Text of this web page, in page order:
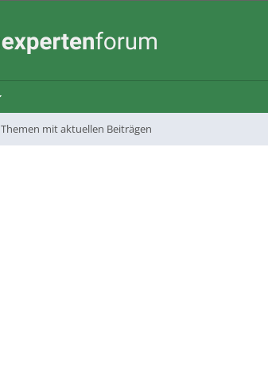
Themen mit aktuellen Beiträgen